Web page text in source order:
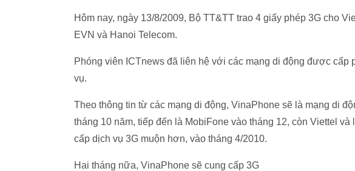
Hôm nay, ngày 13/8/2009, Bộ TT&TT trao 4 giấy phép 3G cho
EVN và Hanoi Telecom.
Phóng viên ICTnews đã liên hệ với các mạng di động được cấp
vụ.
Theo thông tin từ các mạng di động, VinaPhone sẽ là mạng di
tháng 10 năm, tiếp đến là MobiFone vào tháng 12, còn Viettel
cấp dịch vụ 3G muộn hơn, vào tháng 4/2010.
Hai tháng nữa, VinaPhone sẽ cung cấp 3G